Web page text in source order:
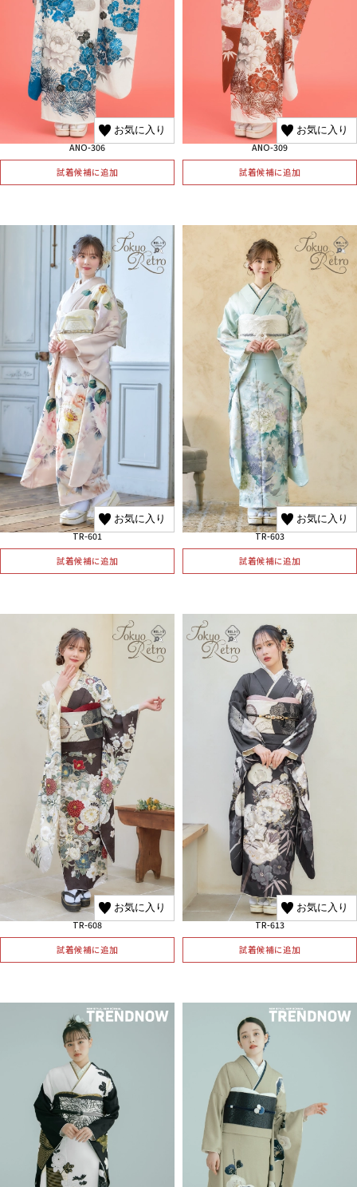
お気に入り
ANO-306
試着候補に追加
お気に入り
ANO-309
試着候補に追加
お気に入り
TR-601
試着候補に追加
お気に入り
TR-603
試着候補に追加
お気に入り
TR-608
試着候補に追加
お気に入り
TR-613
試着候補に追加